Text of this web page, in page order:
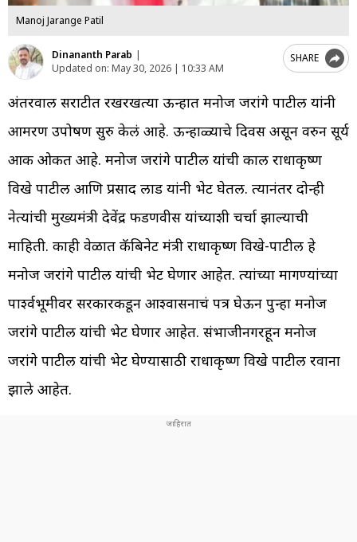
Manoj Jarange Patil
Dinananth Parab |
Updated on: May 30, 2026 | 10:33 AM
SHARE
अंतरवाली सराटीत रखरखत्या ऊन्हात मनोज जरांगे पाटील यांनी
आमरण उपोषण सुरु केलं आहे. ऊन्हाळ्याचे दिवस असून वरुन सूर्य
आक ओकत आहे. मनोज जरांगे पाटील यांची काल राधाकृष्ण
विखे पाटील आणि प्रसाद लाड यांनी भेट घेतली. त्यानंतर दोन्ही
नेत्यांची मुख्यमंत्री देवेंद्र फडणवीस यांच्याशी चर्चा झाल्याची
माहिती. काही वेळात कॅबिनेट मंत्री राधाकृष्ण विखे-पाटील हे
मनोज जरांगे पाटील यांची भेट घेणार आहेत. त्यांच्या मागण्यांच्या
पार्श्वभूमीवर सरकारकडून आश्वासनाचं पत्र घेऊन पुन्हा मनोज
जरांगे पाटील यांची भेट घेणार आहेत. संभाजीनगरहून मनोज
जरांगे पाटील यांची भेट घेण्यासाठी राधाकृष्ण विखे पाटील रवाना
झाले आहेत.